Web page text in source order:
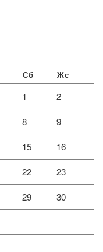
Сб Жс
1 2
8 9
15 16
22 23
29 30